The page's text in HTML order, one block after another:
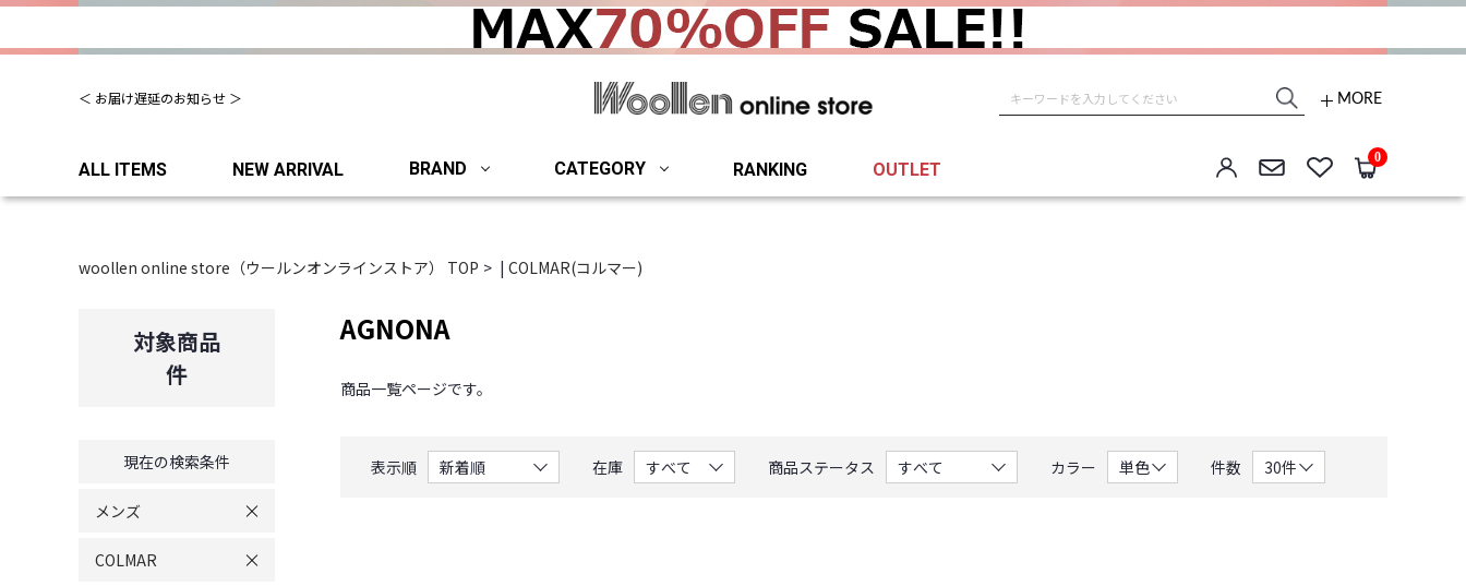
夏季休業について（出荷、お問い合わせ窓口）
＜ お届け遅延のお知らせ ＞ MORE
ALL ITEMS NEW ARRIVAL BRAND CATEGORY RANKING OUTLET
0
woollen online store（ウールンオンラインストア） TOP | COLMAR(コルマー)
対象商品
件
現在の検索条件
メンズ
COLMAR
AGNONA
商品一覧ページです。
表示順 在庫 商品ステータス カラー 件数